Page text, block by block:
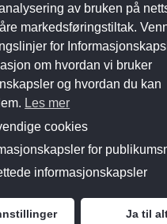
921 986 157
av bruken på
markedsføringstiltak.
for
om hvordan vi bruker
og hvordan du kan
Les mer
cookiescookies
for publikumsmåling
for
informasjonskapsler
Ja til